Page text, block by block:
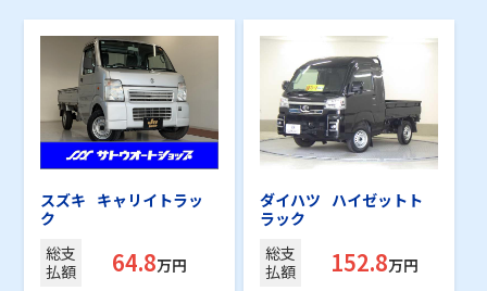
スズキ キャリイトラッ
ク
総支
払額
64.8万円
ダイハツ ハイゼットト
ラック
総支
払額
152.8万円